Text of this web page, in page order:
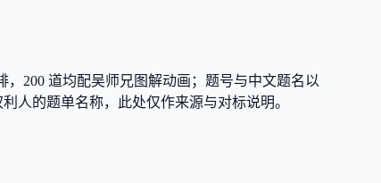
200 道均配吴师兄图解动画；题号与中文题名以
人的题单名称，此处仅作来源与对标说明。